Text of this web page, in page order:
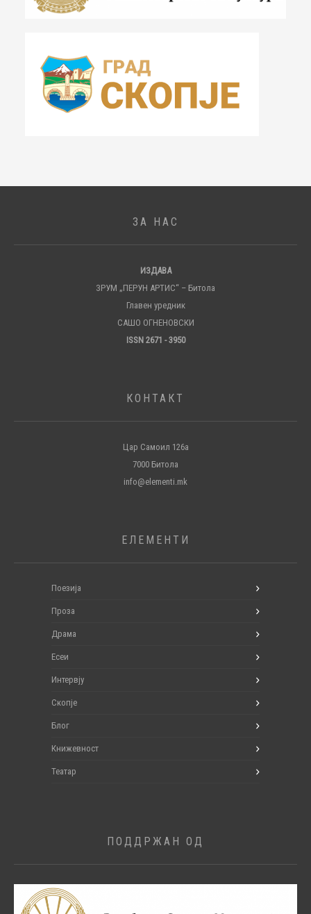
ЗА НАС
ИЗДАВА
ЗРУМ „ПЕРУН АРТИС“ – Битола
Главен уредник
САШО ОГНЕНОВСКИ
ISSN 2671 - 3950
КОНТАКТ
Цар Самоил 126а
7000 Битола
info@elementi.mk
ЕЛЕМЕНТИ
Поезија
Проза
Драма
Есеи
Интервју
Скопје
Блог
Книжевност
Театар
ПОДДРЖАН ОД